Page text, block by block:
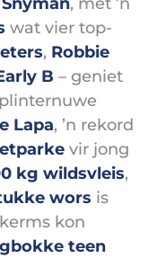
wat vier top-
, Robbie
B – geniet
Lapa, ’n rekord
vir jong
kg wildsvleis,
wors is
kon
teen